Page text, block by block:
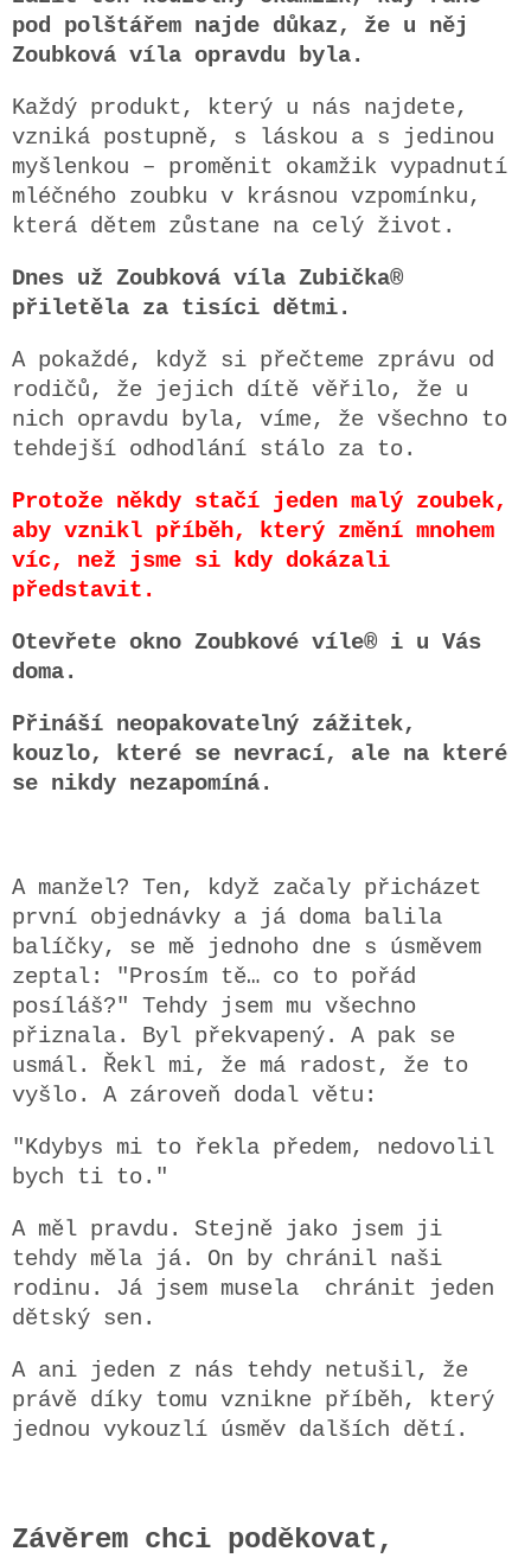
pod polštářem najde důkaz, že u něj
Zoubková víla opravdu byla.
Každý produkt, který u nás najdete,
vzniká postupně, s láskou a s jedinou
myšlenkou – proměnit okamžik vypadnutí
mléčného zoubku v krásnou vzpomínku,
která dětem zůstane na celý život.
Dnes už Zoubková víla Zubička®
přiletěla za tisíci dětmi.
A pokaždé, když si přečteme zprávu od
rodičů, že jejich dítě věřilo, že u
nich opravdu byla, víme, že všechno to
tehdejší odhodlání stálo za to.
Protože někdy stačí jeden malý zoubek,
aby vznikl příběh, který změní mnohem
víc, než jsme si kdy dokázali
představit.
Otevřete okno Zoubkové víle® i u Vás
doma.
Přináší neopakovatelný zážitek,
kouzlo, které se nevrací, ale na které
se nikdy nezapomíná.
A manžel? Ten, když začaly přicházet
první objednávky a já doma balila
balíčky, se mě jednoho dne s úsměvem
zeptal: "Prosím tě… co to pořád
posíláš?" Tehdy jsem mu všechno
přiznala. Byl překvapený. A pak se
usmál. Řekl mi, že má radost, že to
vyšlo. A zároveň dodal větu:
"Kdybys mi to řekla předem, nedovolil
bych ti to."
A měl pravdu. Stejně jako jsem ji
tehdy měla já. On by chránil naši
rodinu. Já jsem musela chránit jeden
dětský sen.
A ani jeden z nás tehdy netušil, že
právě díky tomu vznikne příběh, který
jednou vykouzlí úsměv dalších dětí.
Závěrem chci poděkovat,